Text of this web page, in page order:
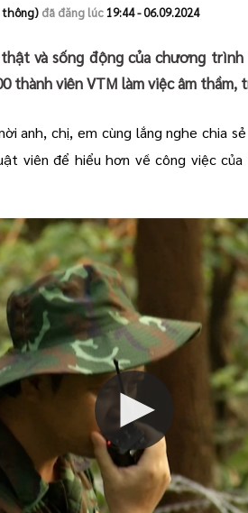
thông) đã đăng lúc 19:44 - 06.09.2024
và sống động của chương
thành viên VTM làm việc âm thầm,
anh, chị, em cùng lắng nghe chia
viên để hiểu hơn về công việc